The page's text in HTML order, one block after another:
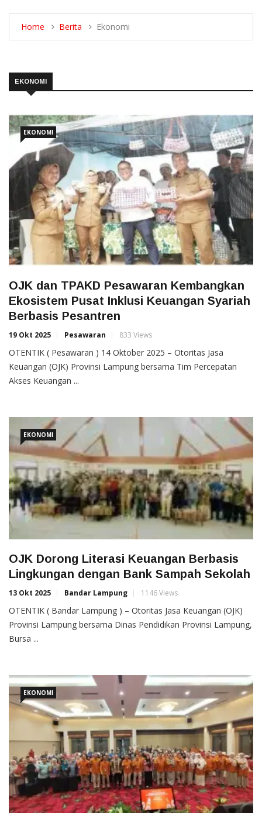
Home Berita Ekonomi
EKONOMI
EKONOMI
OJK dan TPAKD Pesawaran Kembangkan
Ekosistem Pusat Inklusi Keuangan Syariah
Berbasis Pesantren
19 Okt 2025 Pesawaran 833 Views
OTENTIK ( Pesawaran ) 14 Oktober 2025 – Otoritas Jasa
Keuangan (OJK) Provinsi Lampung bersama Tim Percepatan
Akses Keuangan ...
EKONOMI
OJK Dorong Literasi Keuangan Berbasis
Lingkungan dengan Bank Sampah Sekolah
13 Okt 2025 Bandar Lampung 1146 Views
OTENTIK ( Bandar Lampung ) – Otoritas Jasa Keuangan (OJK)
Provinsi Lampung bersama Dinas Pendidikan Provinsi Lampung,
Bursa ...
EKONOMI